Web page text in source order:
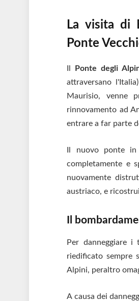
La visita di
Ponte
Ponte degli
attraversano
Maurisio, venne
rinnovamento ad
entrare a far parte
Il nuovo pontein
completamente e
nuovamente
austriaco, e
Il
Per danneggiare
riedificato sempre
Alpini, peraltro
A causa dei